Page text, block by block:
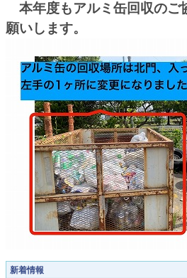
本年度もアルミ缶回収のご
願いします。
新着情報